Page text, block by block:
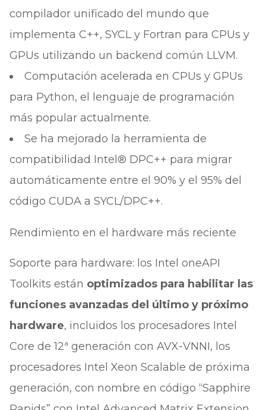
compilador unificado del mundo que
implementa C++, SYCL y Fortran para CPUs y
GPUs utilizando un backend común LLVM.
Computación acelerada en CPUs y GPUs
para Python, el lenguaje de programación
más popular actualmente.
Se ha mejorado la herramienta de
compatibilidad Intel® DPC++ para migrar
automáticamente entre el 90% y el 95% del
código CUDA a SYCL/DPC++.
Rendimiento en el hardware más reciente
Soporte para hardware: los Intel oneAPI
Toolkits están optimizados para habilitar las
funciones avanzadas del último y próximo
hardware, incluidos los procesadores Intel
Core de 12ª generación con AVX-VNNI, los
procesadores Intel Xeon Scalable de próxima
generación, con nombre en código “Sapphire